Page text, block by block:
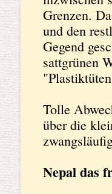
Grenzen.
und den
Gegend
sattgrünen
Tolle
über die
Nepal das